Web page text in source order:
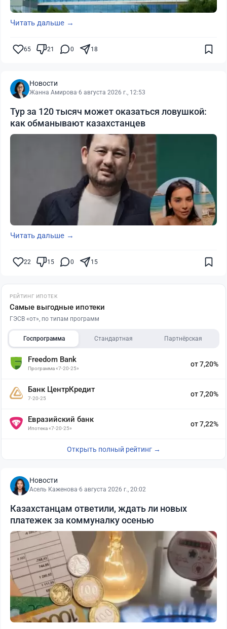
Читать дальше →
65 21 0 18
Новости
Жанна Амирова·6 августа 2026 г., 12:53
Тур за 120 тысяч может оказаться ловушкой:
как обманывают казахстанцев
Читать дальше →
22 15 0 15
РЕЙТИНГ ИПОТЕК
Самые выгодные ипотеки
ГЭСВ «от», по типам программ
Госпрограмма Стандартная Партнёрская
Freedom Bank
Программа «7-20-25»
от 7,20%
Банк ЦентрКредит
7-20-25
от 7,20%
Евразийский банк
Ипотека «7-20-25»
от 7,22%
Открыть полный рейтинг →
Новости
Асель Каженова·6 августа 2026 г., 20:02
Казахстанцам ответили, ждать ли новых
платежек за коммуналку осенью